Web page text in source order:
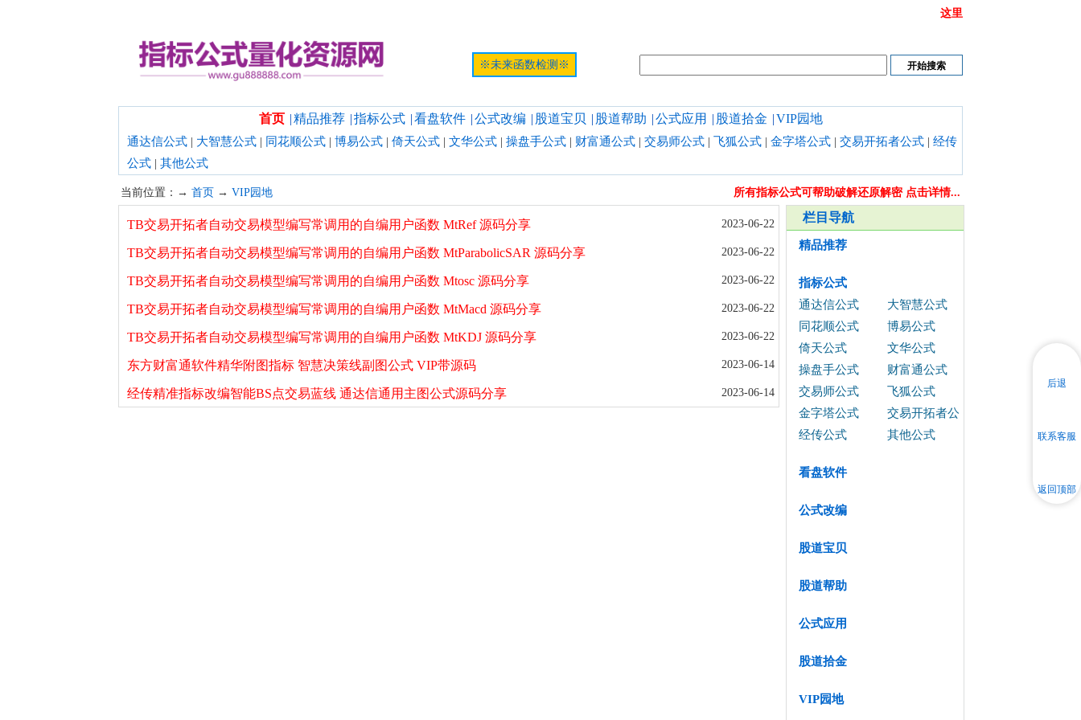
这里
※未来函数检测※
首页 |精品推荐 |指标公式 |看盘软件 |公式改编 | 股道宝贝 | 股道帮助 |公式应用 | 股道拾金 |VIP园地
通达信公式 | 大智慧公式 | 同花顺公式 | 博易公式 | 倚天公式 | 文华公式 | 操盘手公式 | 财富通公式 | 交易师公式 | 飞狐公式 | 金字塔公式 | 交易开拓者公式 | 经传
公式 | 其他公式
当前位置：→ 首页 → VIP园地 所有指标公式可帮助破解还原解密 点击详情...
TB交易开拓者自动交易模型编写常调用的自编用户函数 MtRef 源码分享 2023-06-22
TB交易开拓者自动交易模型编写常调用的自编用户函数 MtParabolicSAR 源码分享 2023-06-22
TB交易开拓者自动交易模型编写常调用的自编用户函数 Mtosc 源码分享 2023-06-22
TB交易开拓者自动交易模型编写常调用的自编用户函数 MtMacd 源码分享 2023-06-22
TB交易开拓者自动交易模型编写常调用的自编用户函数 MtKDJ 源码分享 2023-06-22
东方财富通软件精华附图指标 智慧决策线副图公式 VIP带源码 2023-06-14
经传精准指标改编智能BS点交易蓝线 通达信通用主图公式源码分享 2023-06-14
栏目导航
精品推荐
指标公式
通达信公式
大智慧公式
同花顺公式
博易公式
倚天公式
文华公式
操盘手公式
财富通公式
交易师公式
飞狐公式
金字塔公式
交易开拓者公
式
经传公式 其他公式
看盘软件
公式改编
股道宝贝
股道帮助
公式应用
股道拾金
VIP园地
后退
联系客服
返回顶部